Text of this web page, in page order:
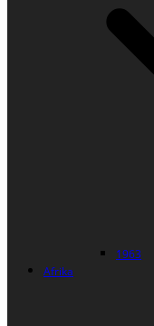
1963
Afrika